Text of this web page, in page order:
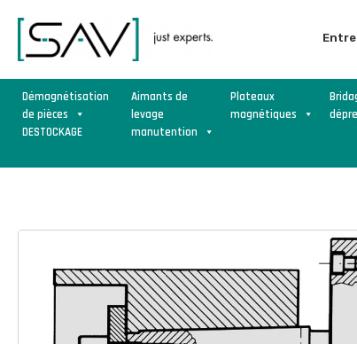
Démagnétisation
de pièces
Aimants de
levage
manutention
Plateaux
magnétiques
DESTOCKAGE